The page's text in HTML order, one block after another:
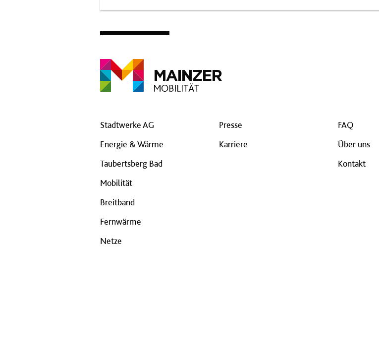
Stadtwerke AG
Energie & Wärme
Taubertsberg Bad
Mobilität
Breitband
Fernwärme
Netze
Presse
Karriere
FAQ
Über uns
Kontakt